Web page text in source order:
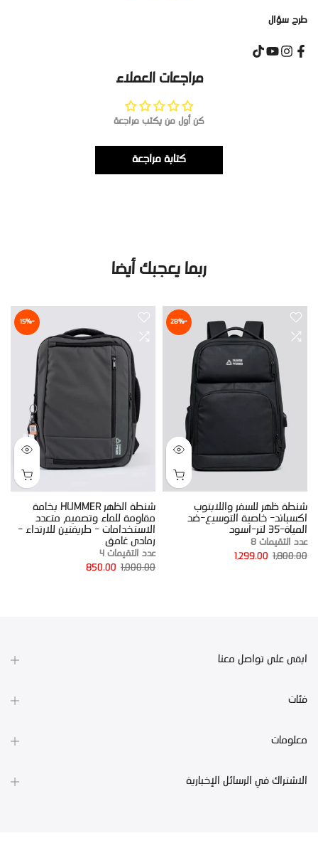
طرح سؤال
مراجعات العملاء
كن أول من يكتب مراجعة
كتابة مراجعة
ربما يعجبك أيضا
-28%
شنطة ظهر للسفر واللابتوب
اكسباند- خاصية التوسيع-ضد
المياة-35 لتر-اسود
عدد التقيمات 8
1,800.00
1,299.00
-15%
شنطة الظهر HUMMER بخامة
مقاومة للماء وتصميم متعدد
الاستخدامات - طريقتين للارتداء -
رمادى غامق
عدد التقيمات 4
1,000.00
850.00
ابقى على تواصل معنا
فئات
معلومات
الاشتراك في الرسائل الإخبارية